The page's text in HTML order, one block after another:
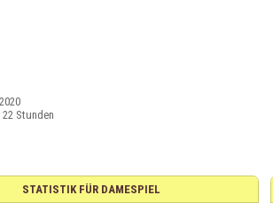
Stunden
STATISTIK FÜR DAMESPIEL